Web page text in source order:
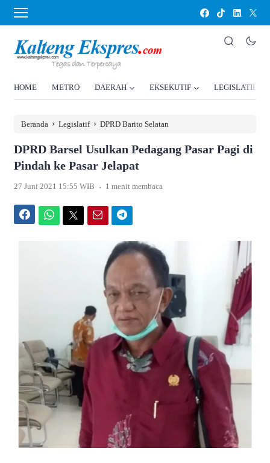
HOME METRO DAERAH EKSEKUTIF LEGISLATIF
Beranda › Legislatif › DPRD Barito Selatan
DPRD Barsel Usulkan Pedagang Pasar Pagi di
Pindah ke Pasar Jelapat
27 Juni 2021 15:55 WIB . 1 menit membaca